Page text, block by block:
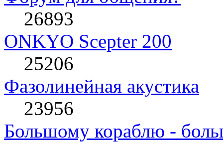
26893
ONKYO Scepter 200
25206
Фазолинейная акустика
23956
Большому кораблю -